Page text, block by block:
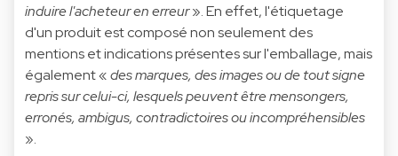
induire l'acheteur en erreur». En effet, l'étiquetage
d'un produit est composé non seulement des
mentions et indications présentes sur l'emballage, mais
également «des marques, des images ou de tout signe
repris sur celui-ci, lesquels peuvent être mensongers,
erronés, ambigus, contradictoires ou incompréhensibles
».